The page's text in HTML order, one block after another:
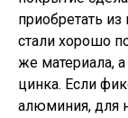
приобретать
стали хорошо
же материала,
цинка. Если
алюминия, для